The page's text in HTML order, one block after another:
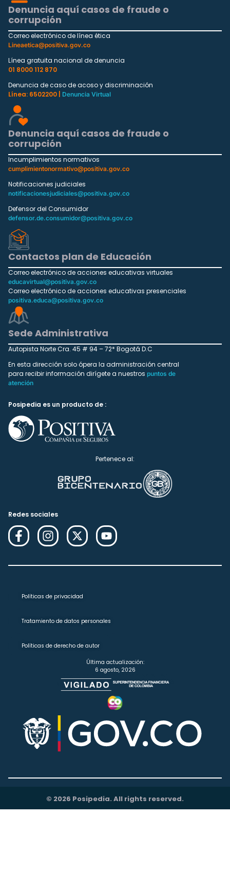
Denuncia aquí casos de fraude o
corrupción
Correo electrónico de línea ética
Lineaetica@positiva.gov.co
Línea gratuita nacional de denuncia
01 8000 112 870
Denuncia de caso de acoso y discriminación
Línea: 6502200 |
Denuncia Virtual
Denuncia aquí casos de fraude o
corrupción
Incumplimientos normativos
cumplimientonormativo@positiva.gov.co
Notificaciones judiciales
notificacionesjudiciales@positiva.gov.co
Defensor del Consumidor
defensor.de.consumidor@positiva.gov.co
Contactos plan de Educación
Correo electrónico de acciones educativas virtuales
educavirtual@positiva.gov.co
Correo electrónico de acciones educativas presenciales
positiva.educa@positiva.gov.co
Sede Administrativa
Autopista Norte Cra. 45 # 94 – 72* Bogotá D.C
En esta dirección solo ópera la administración central
para recibir información dirígete a nuestros puntos de
atención
Posipedia es un producto de :
Pertenece al:
Redes sociales
Políticas de privacidad
Tratamiento de datos personales
Políticas de derecho de autor
Última actualización:
6 agosto, 2026
© 2026 Posipedia. All rights reserved.